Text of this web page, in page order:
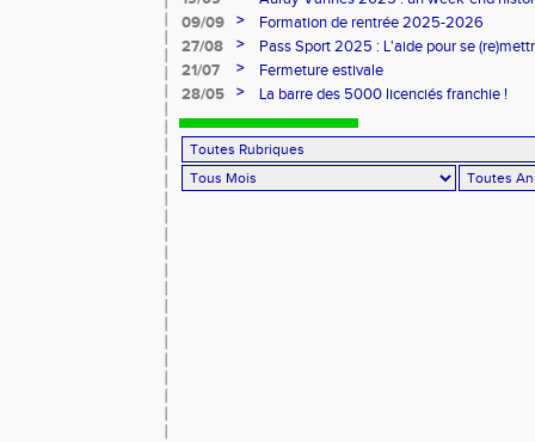
marathon breton
09/09 >
Formation de rentrée 2025-2026
27/08
>
Pass Sport 2025 : L'aide pour se
21/07
>
Fermeture estivale
28/05
> La barre des 5000 licenciés franchie !